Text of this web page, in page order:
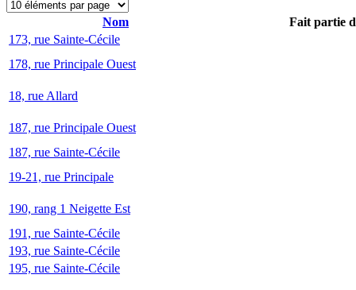
Nom
Fait partie
173, rue Sainte-Cécile
178, rue Principale Ouest
18, rue Allard
187, rue Principale Ouest
187, rue Sainte-Cécile
19-21, rue Principale
190, rang 1 Neigette Est
191, rue Sainte-Cécile
193, rue Sainte-Cécile
195, rue Sainte-Cécile